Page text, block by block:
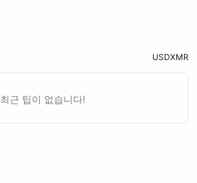
USDXMR
최근 팁이 없습니다!